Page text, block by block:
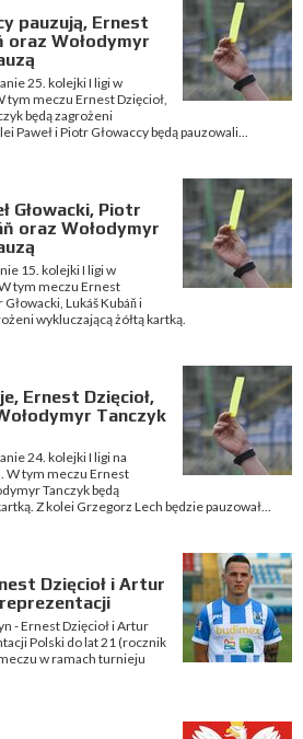
pauzują, Ernest
oraz Wołodymyr
25. kolejki I ligi w
tym meczu Ernest Dzięcioł,
będą zagrożeni
Paweł i Piotr Głowaccy będą pauzowali...
Głowacki, Piotr
oraz Wołodymyr
15. kolejki I ligi w
tym meczu Ernest
Lukáš Kubáň i
wykluczającą żółtą kartką.
Ernest Dzięcioł,
Tanczyk
24. kolejki I ligi na
W tym meczu Ernest
Tanczyk będą
Z kolei Grzegorz Lech będzie pauzował...
Dzięcioł i Artur
- Ernest Dzięcioł i Artur
Polski do lat 21 (rocznik
w ramach turnieju